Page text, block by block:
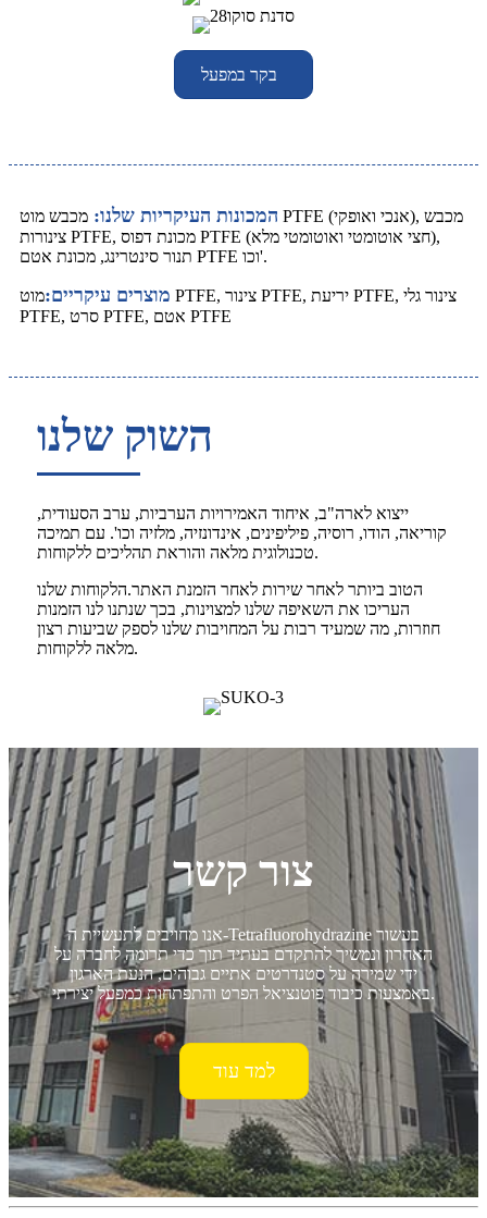
בקר במפעל
המכונות העיקריות שלנו: מכבש מוט PTFE (אנכי ואופקי), מכבש
צינורות PTFE, מכונת דפוס PTFE (חצי אוטומטי ואוטומטי מלא),
תנור סינטרינג, מכונת אטם PTFE וכו'.
מוצרים עיקריים:מוט PTFE, צינור PTFE, יריעת PTFE, צינור גלי
PTFE, סרט PTFE, אטם PTFE
השוק שלנו
ייצוא לארה"ב, איחוד האמירויות הערביות, ערב הסעודית,
קוריאה, הודו, רוסיה, פיליפינים, אינדונזיה, מלזיה וכו'. עם תמיכה
טכנולוגית מלאה והוראת תהליכים ללקוחות.
הטוב ביותר לאחר שירות לאחר הזמנת האתר.הלקוחות שלנו
העריכו את השאיפה שלנו למצוינות, בכך שנתנו לנו הזמנות
חוזרות, מה שמעיד רבות על המחויבות שלנו לספק שביעות רצון
מלאה ללקוחות.
צור קשר
אנו מחויבים לתעשיית ה-Tetrafluorohydrazine בעשור
האחרון ונמשיך להתקדם בעתיד תוך כדי תרומה לחברה על
ידי שמירה על סטנדרטים אתיים גבוהים, הנעת הארגון
באמצעות כיבוד פוטנציאל הפרט והתפתחות כמפעל יצירתי.
למד עוד